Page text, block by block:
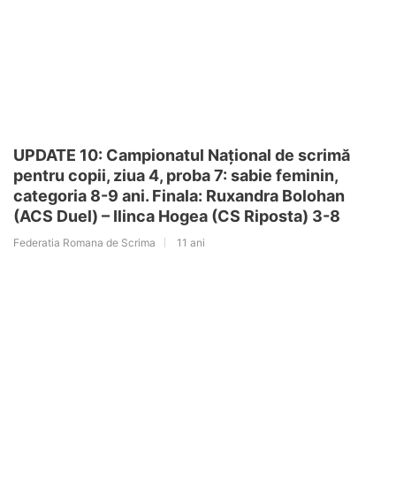
UPDATE 10: Campionatul Național de scrimă
pentru copii, ziua 4, proba 7: sabie feminin,
categoria 8-9 ani. Finala: Ruxandra Bolohan
(ACS Duel) – Ilinca Hogea (CS Riposta) 3-8
Federatia Romana de Scrima 11 ani